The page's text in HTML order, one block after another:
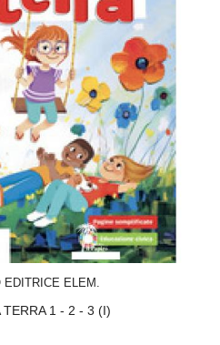
EDITRICE ELEM.
TERRA 1 - 2 - 3 (I)